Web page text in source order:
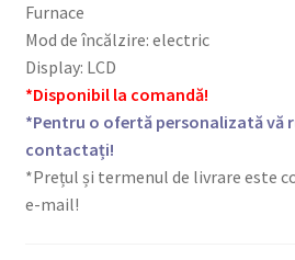
Furnace
Mod de încălzire: electric
Display: LCD
*Disponibil la comandă!
*Pentru o ofertă personalizată vă
contactați!
*Prețul și termenul de livrare este
e-mail!